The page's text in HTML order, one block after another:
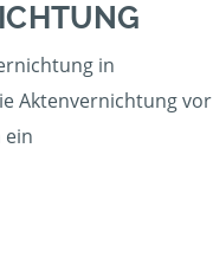
in
Aktenvernichtung vor
ein